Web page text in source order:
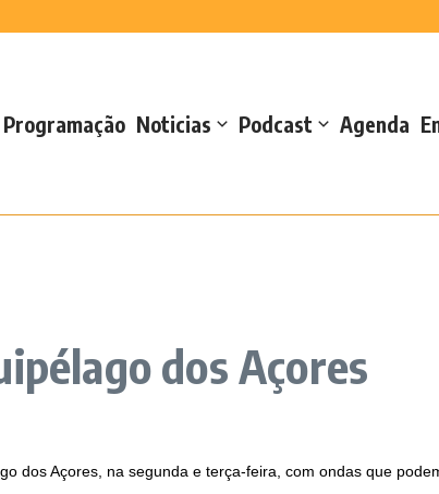
Programação Noticias Podcast Agenda
dos Açores
dos Açores, na segunda e terça-feira, com ondas que